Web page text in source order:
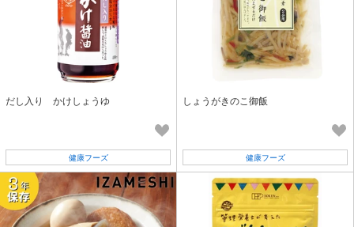
だし入り かけしょうゆ
健康フーズ
しょうがきのこ御飯
健康フーズ